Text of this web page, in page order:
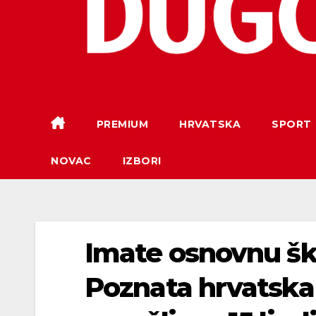
PREMIUM HRVATSKA SPORT
NOVAC IZBORI
Imate osnovnu
Poznata